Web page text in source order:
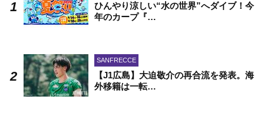
ひんやり涼しい“水の世界”へダイブ！今
年のカープ『…
SANFRECCE
【J1広島】大迫敬介の再合流を発表。海
外移籍は一転…